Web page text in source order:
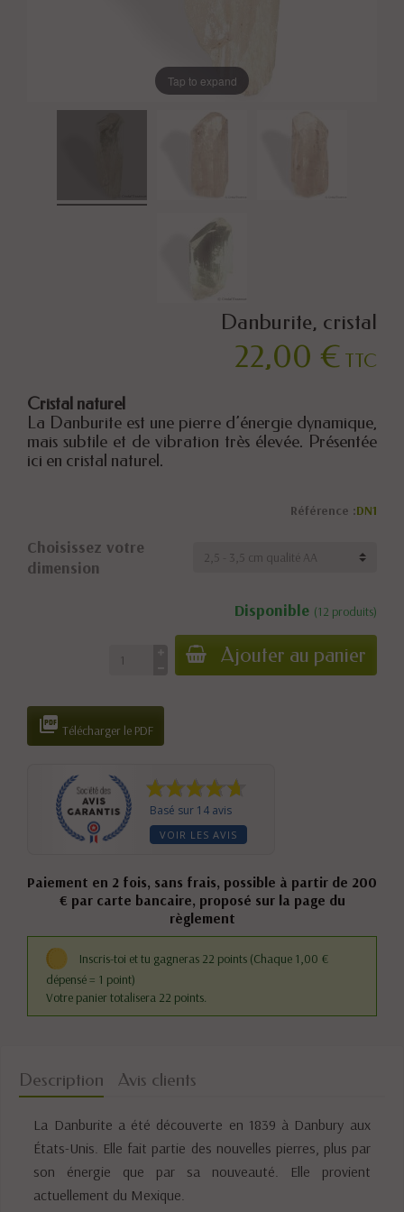
Tap to expand
Danburite, cristal
22,00 € TTC
Cristal naturel
La Danburite est une pierre d’énergie dynamique,
mais subtile et de vibration très élevée. Présentée
ici en cristal naturel.
Référence :DN1
Choisissez votre
dimension
Disponible (12 produits)
Ajouter au panier
 Télécharger le PDF
Basé sur 14 avis
VOIR LES AVIS
Paiement en 2 fois, sans frais, possible à partir de 200
€ par carte bancaire, proposé sur la page du
règlement
Inscris-toi et tu gagneras 22 points (Chaque 1,00 €
dépensé = 1 point)
Votre panier totalisera 22 points.
Description Avis clients
La Danburite a été découverte en 1839 à Danbury aux
États-Unis. Elle fait partie des nouvelles pierres, plus par
son énergie que par sa nouveauté. Elle provient
actuellement du Mexique.